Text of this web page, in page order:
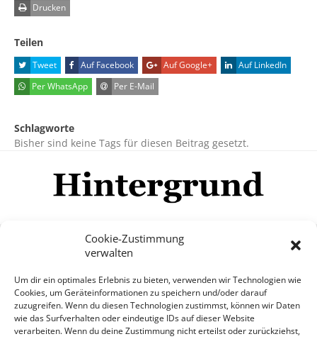
Cookie-Zustimmung
verwalten
Um dir ein optimales Erlebnis zu bieten, verwenden wir Technologien wie
Cookies, um Geräteinformationen zu speichern und/oder darauf
zuzugreifen. Wenn du diesen Technologien zustimmst, können wir Daten
wie das Surfverhalten oder eindeutige IDs auf dieser Website
verarbeiten. Wenn du deine Zustimmung nicht erteilst oder zurückziehst,
Drucken
Teilen
Tweet Auf Facebook Auf Google+
Auf LinkedIn
Per WhatsApp
Per E-Mail
Schlagworte
Bisher sind keine Tags für diesen Beitrag gesetzt.
Mehr
© Copyright Hintergrund.de, 2015 - 2026